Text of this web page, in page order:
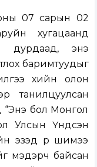
07 сарын 02
хугацаанд
дурдаад, энэ
баримтуудыг
хийн олон
танилцуулсан
“Энэ бол Монгол
Улсын Үндсэн
эзэд үр шимээ
мэдэрч байсан